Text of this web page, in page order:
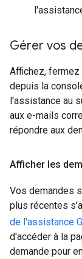
Gérer vos
Affichez,
depuis la
l'assistance au
aux e-mails
répondre aux
Afficher les
Vos demandes
plus récentes
de l'assistance
d'accéder à la
demande pour